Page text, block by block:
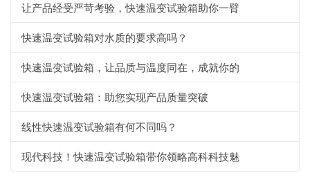
让产品经受严苛考验，快速温变试验箱助你一臂
快速温变试验箱对水质的要求高吗？
快速温变试验箱，让品质与温度同在，成就你的
快速温变试验箱：助您实现产品质量突破
线性快速温变试验箱有何不同吗？
现代科技！快速温变试验箱带你领略高科科技魅